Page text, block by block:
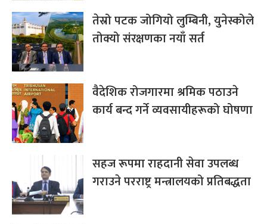
तेस्रो पटक जोगियो लुम्बिनी, युनेस्कोले
तोक्यो संरक्षणका नयाँ सर्त
वैदेशिक रोजगारमा श्रमिक पठाउने
कार्य बन्द गर्ने व्यवसायीहरूको घोषणा
सहज रूपमा राहदानी सेवा उपलब्ध
गराउने परराष्ट्र मन्त्रालयको प्रतिबद्धता